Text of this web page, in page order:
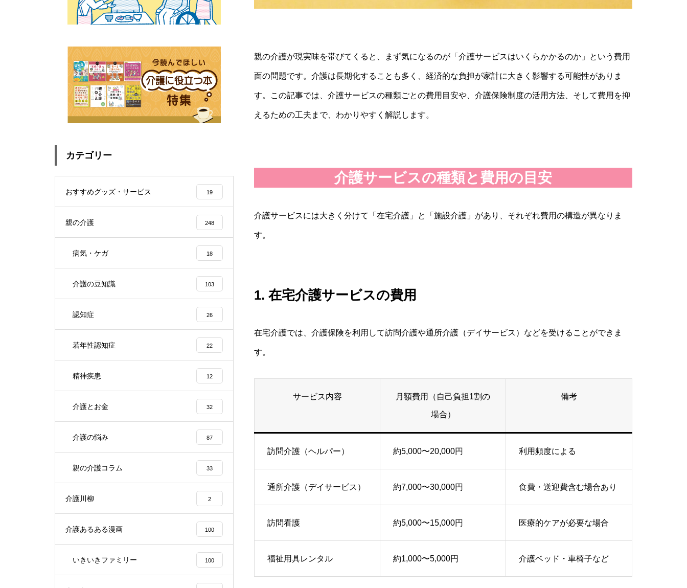
親の介護が現実味を帯びてくると、まず気になるのが「介護サービスはいくらかかるのか」という費用
面の問題です。介護は長期化することも多く、経済的な負担が家計に大きく影響する可能性がありま
す。この記事では、介護サービスの種類ごとの費用目安や、介護保険制度の活用方法、そして費用を抑
えるための工夫まで、わかりやすく解説します。
介護サービスの種類と費用の目安
介護サービスには大きく分けて「在宅介護」と「施設介護」があり、それぞれ費用の構造が異なりま
す。
1. 在宅介護サービスの費用
在宅介護では、介護保険を利用して訪問介護や通所介護（デイサービス）などを受けることができま
す。
サービス内容 月額費用（自己負担1割の
場合）
備考
訪問介護（ヘルパー） 約5,000〜20,000円 利用頻度による
通所介護（デイサービス） 約7,000〜30,000円 食費・送迎費含む場合あり
訪問看護 約5,000〜15,000円 医療的ケアが必要な場合
福祉用具レンタル 約1,000〜5,000円 介護ベッド・車椅子など
カテゴリー
おすすめグッズ・サービス 19
親の介護 248
病気・ケガ 18
介護の豆知識 103
認知症 26
若年性認知症 22
精神疾患 12
介護とお金 32
介護の悩み 87
親の介護コラム 33
介護川柳 2
介護あるある漫画 100
いきいきファミリー 100